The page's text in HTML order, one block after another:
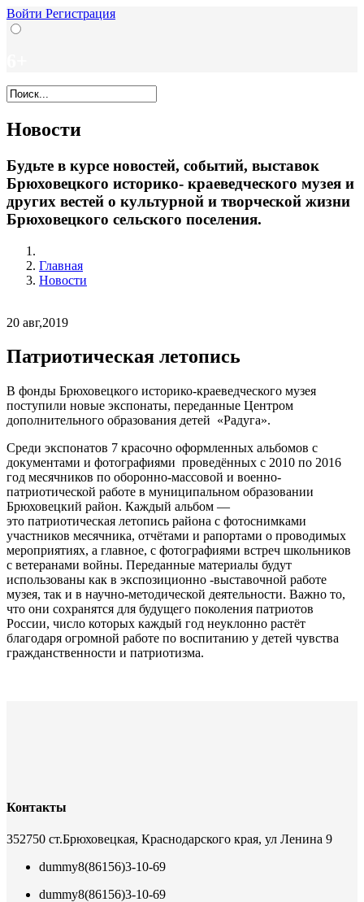
Войти Регистрация
Новости
Будьте в курсе новостей, событий, выставок
Брюховецкого историко- краеведческого музея и
других вестей о культурной и творческой жизни
Брюховецкого сельского поселения.
Главная
Новости
20 авг,2019
Патриотическая летопись
В фонды Брюховецкого историко-краеведческого музея
поступили новые экспонаты, переданные Центром
дополнительного образования детей «Радуга».
Среди экспонатов 7 красочно оформленных альбомов с
документами и фотографиями проведённых с 2010 по 2016
год месячников по оборонно-массовой и военно-
патриотической работе в муниципальном образовании
Брюховецкий район. Каждый альбом —
это патриотическая летопись района с фотоснимками
участников месячника, отчётами и рапортами о проводимых
мероприятиях, а главное, с фотографиями встреч школьников
с ветеранами войны. Переданные материалы будут
использованы как в экспозиционно -выставочной работе
музея, так и в научно-методической деятельности. Важно то,
что они сохранятся для будущего поколения патриотов
России, число которых каждый год неуклонно растёт
благодаря огромной работе по воспитанию у детей чувства
гражданственности и патриотизма.
Контакты
352750 ст.Брюховецкая, Краснодарского края, ул Ленина 9
dummy8(86156)3-10-69
dummy8(86156)3-10-69